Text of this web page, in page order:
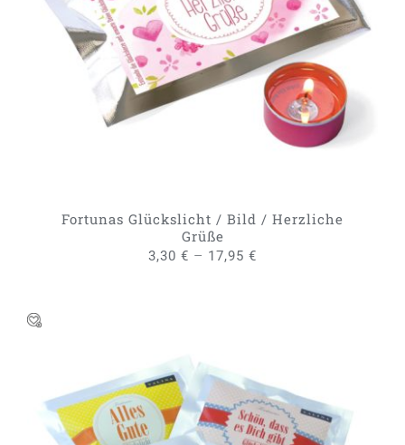
AUSFÜHRUNG WÄHLEN DIESES
PRODUKT
WEIST
MEHRERE
VARIANTEN
AUF.
DIE
OPTIONEN
KÖNNEN
GEWÄHLT
/
DETAILS
Fortunas Glückslicht / Bild / Herzliche
Grüße
3,30 € – 17,95 €